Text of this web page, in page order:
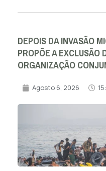
DEPOIS DA INVASÃO
PROPÕE A EXCLUSÃO
ORGANIZAÇÃO
Agosto 6, 2026